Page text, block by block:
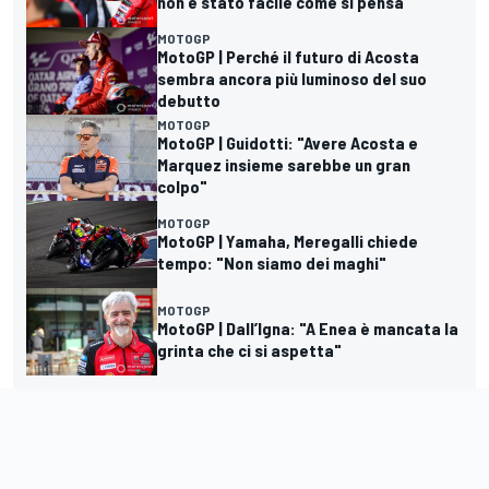
MOTOGP
MotoGP | Perché il futuro di Acosta
sembra ancora più luminoso del suo
debutto
MOTOGP
MotoGP | Guidotti: "Avere Acosta e
Marquez insieme sarebbe un gran
colpo"
MOTOGP
MotoGP | Yamaha, Meregalli chiede
tempo: "Non siamo dei maghi"
MOTOGP
MotoGP | Dall’Igna: "A Enea è mancata la
grinta che ci si aspetta"